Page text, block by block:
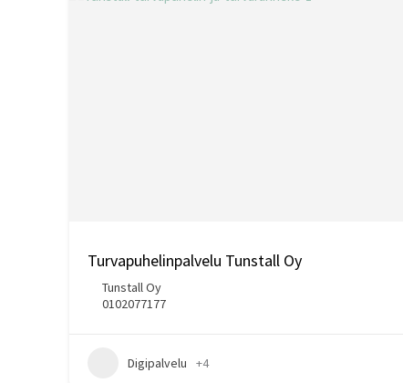
Turvapuhelinpalvelu Tunstall Oy
Tunstall Oy
0102077177
Digipalvelu +4